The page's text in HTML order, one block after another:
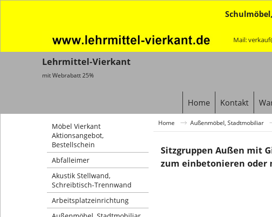
Mail:
Lehrmittel-Vierkant
mit Webrabatt 25%
Home Kontakt
Möbel Vierkant
Aktionsangebot,
Bestellschein
Abfalleimer
Akustik Stellwand,
Schreibtisch-Trennwand
Arbeitsplatzeinrichtung
Home Außenmöbel, Stadtmobiliar
Sitzgruppen Außen mit
zum einbetonieren oder